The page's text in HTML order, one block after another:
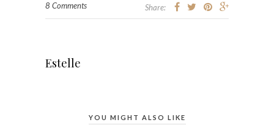
8 Comments Share:
Estelle
YOU MIGHT ALSO LIKE